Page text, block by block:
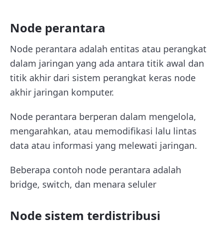
Node perantara
Node perantara adalah entitas atau perangkat
dalam jaringan yang ada antara titik awal dan
titik akhir dari sistem perangkat keras node
akhir jaringan komputer.
Node perantara berperan dalam mengelola,
mengarahkan, atau memodifikasi lalu lintas
data atau informasi yang melewati jaringan.
Beberapa contoh node perantara adalah
bridge, switch, dan menara seluler
Node sistem terdistribusi